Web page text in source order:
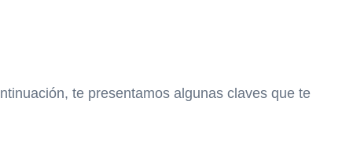
te presentamos algunas claves que te